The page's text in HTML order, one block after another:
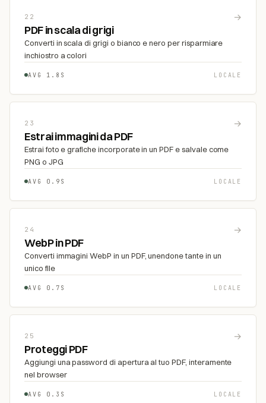
22 →
PDF in scala di grigi
Converti in scala di grigi o bianco e nero per risparmiare
inchiostro a colori
AVG 1.8S LOCALE
23 →
Estrai immagini da PDF
Estrai foto e grafiche incorporate in un PDF e salvale come
PNG o JPG
AVG 0.9S LOCALE
24 →
WebP in PDF
Converti immagini WebP in un PDF, unendone tante in un
unico file
AVG 0.7S LOCALE
25 →
Proteggi PDF
Aggiungi una password di apertura al tuo PDF, interamente
nel browser
AVG 0.3S LOCALE